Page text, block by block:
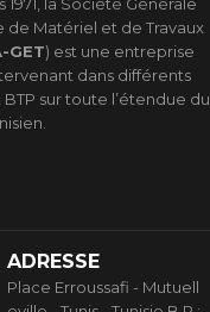
de Matériel et de Travaux
GET) est une entreprise
dans différents
sur toute l’étendue du
ADRESSE
Place Erroussafi - Mutuell